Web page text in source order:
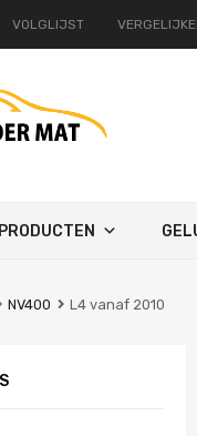
VOLGLIJST
PRODUCTEN
NV400 L4 vanaf 2010